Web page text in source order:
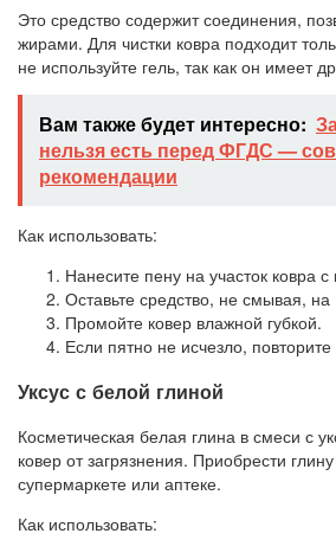
Это средство содержит соединения,
жирами. Для чистки ковра подходит
не используйте гель, так как он имеет
Вам также будет интересно:
нельзя есть перед ФГДС —
рекомендации
Как использовать:
Нанесите пену на участок ковра
Оставьте средство, не смывая, на
Промойте ковер влажной губкой.
Если пятно не исчезло,
Уксус с белой глиной
Косметическая белая глина в смеси с
ковер от загрязнения. Приобрести
супермаркете или аптеке.
Как использовать: